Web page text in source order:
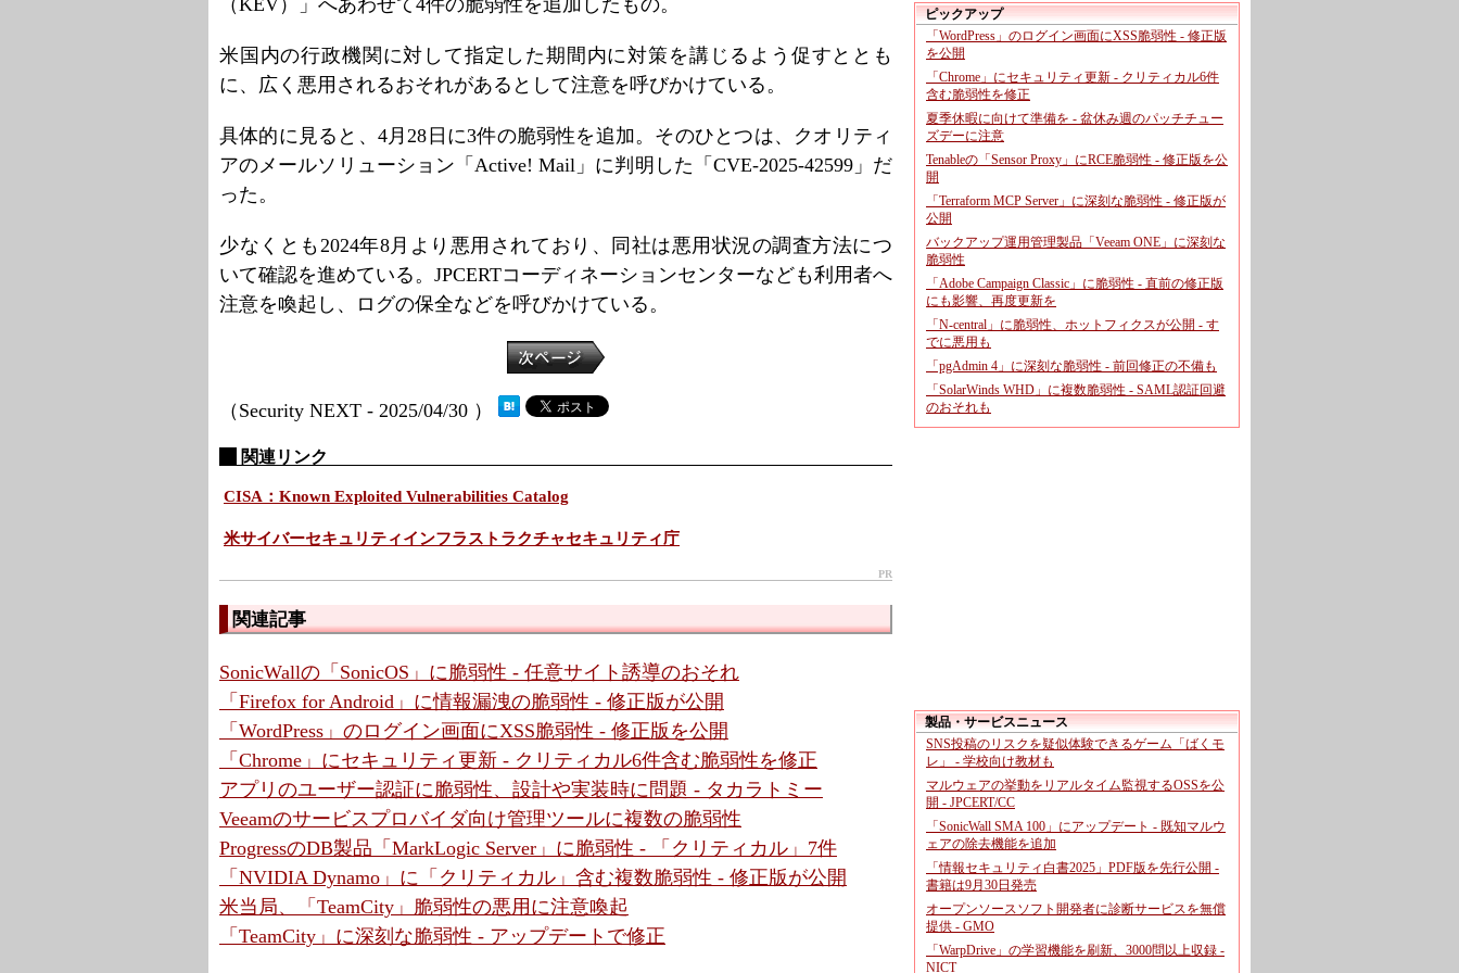
（KEV）」へあわせて4件の脆弱性を追加したもの。
米国内の行政機関に対して指定した期間内に対策を講じるよう促すととも
に、広く悪用されるおそれがあるとして注意を呼びかけている。
具体的に見ると、4月28日に3件の脆弱性を追加。そのひとつは、クオリティ
アのメールソリューション「Active! Mail」に判明した「CVE-2025-42599」だ
った。
少なくとも2024年8月より悪用されており、同社は悪用状況の調査方法につ
いて確認を進めている。JPCERTコーディネーションセンターなども利用者へ
注意を喚起し、ログの保全などを呼びかけている。
（Security NEXT - 2025/04/30 ）
関連リンク
CISA：Known Exploited Vulnerabilities Catalog
米サイバーセキュリティインフラストラクチャセキュリティ庁
PR
関連記事
SonicWallの「SonicOS」に脆弱性 - 任意サイト誘導のおそれ
「Firefox for Android」に情報漏洩の脆弱性 - 修正版が公開
「WordPress」のログイン画面にXSS脆弱性 - 修正版を公開
「Chrome」にセキュリティ更新 - クリティカル6件含む脆弱性を修正
アプリのユーザー認証に脆弱性、設計や実装時に問題 - タカラトミー
Veeamのサービスプロバイダ向け管理ツールに複数の脆弱性
ProgressのDB製品「MarkLogic Server」に脆弱性 - 「クリティカル」7件
「NVIDIA Dynamo」に「クリティカル」含む複数脆弱性 - 修正版が公開
米当局、「TeamCity」脆弱性の悪用に注意喚起
「TeamCity」に深刻な脆弱性 - アップデートで修正
ピックアップ
「WordPress」のログイン画面にXSS脆弱性 - 修正版
を公開
「Chrome」にセキュリティ更新 - クリティカル6件
含む脆弱性を修正
夏季休暇に向けて準備を - 盆休み週のパッチチュー
ズデーに注意
Tenableの「Sensor Proxy」にRCE脆弱性 - 修正版を公
開
「Terraform MCP Server」に深刻な脆弱性 - 修正版が
公開
バックアップ運用管理製品「Veeam ONE」に深刻な
脆弱性
「Adobe Campaign Classic」に脆弱性 - 直前の修正版
にも影響、再度更新を
「N-central」に脆弱性、ホットフィクスが公開 - す
でに悪用も
「pgAdmin 4」に深刻な脆弱性 - 前回修正の不備も
「SolarWinds WHD」に複数脆弱性 - SAML認証回避
のおそれも
製品・サービスニュース
SNS投稿のリスクを疑似体験できるゲーム「ばくモ
レ」 - 学校向け教材も
マルウェアの挙動をリアルタイム監視するOSSを公
開 - JPCERT/CC
「SonicWall SMA 100」にアップデート - 既知マルウ
ェアの除去機能を追加
「情報セキュリティ白書2025」PDF版を先行公開 -
書籍は9月30日発売
オープンソースソフト開発者に診断サービスを無償
提供 - GMO
「WarpDrive」の学習機能を刷新、3000問以上収録 -
NICT